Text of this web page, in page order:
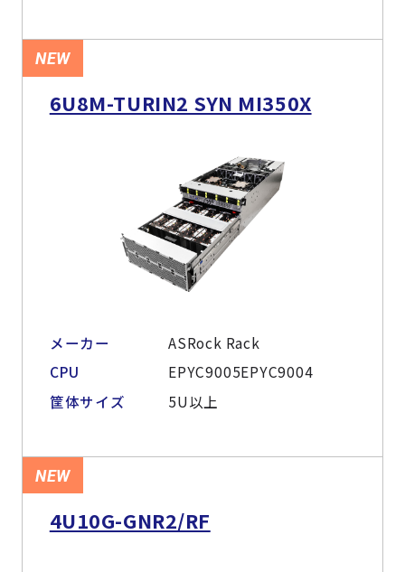
NEW
6U8M-TURIN2 SYN MI350X
メーカー
ASRock Rack
CPU
EPYC9005EPYC9004
筐体サイズ
5U以上
NEW
4U10G-GNR2/RF